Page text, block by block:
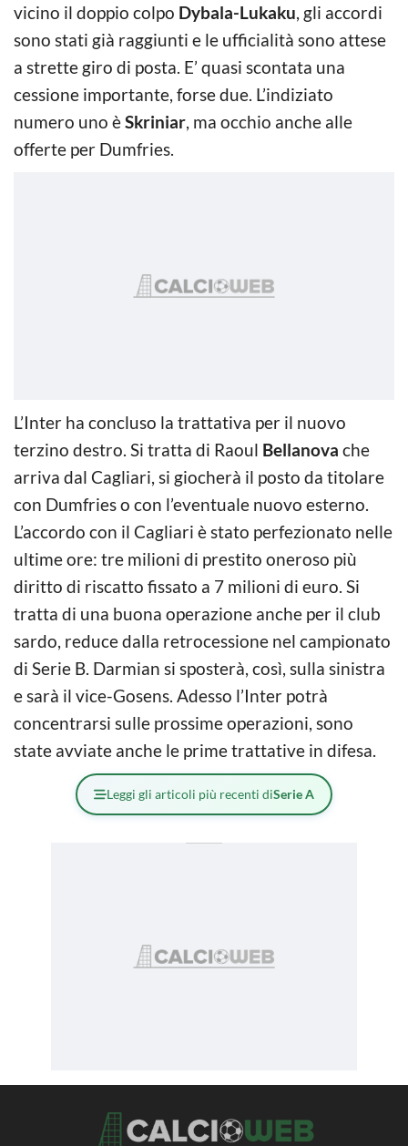
vicino il doppio colpo Dybala-Lukaku, gli accordi
sono stati già raggiunti e le ufficialità sono attese
a strette giro di posta. E’ quasi scontata una
cessione importante, forse due. L’indiziato
numero uno èSkriniar, ma occhio anche alle
offerte per Dumfries.
L’Inter ha concluso la trattativa per il nuovo
terzino destro. Si tratta di Raoul Bellanova che
arriva dal Cagliari, si giocherà il posto da titolare
con Dumfries o con l’eventuale nuovo esterno.
L’accordo con il Cagliari è stato perfezionato nelle
ultime ore: tre milioni di prestito oneroso più
diritto di riscatto fissato a 7 milioni di euro. Si
tratta di una buona operazione anche per il club
sardo, reduce dalla retrocessione nel campionato
di Serie B. Darmian si sposterà, così, sulla sinistra
e sarà il vice-Gosens. Adesso l’Inter potrà
concentrarsi sulle prossime operazioni, sono
state avviate anche le prime trattative in difesa.
Leggi gli articoli più recenti diSerie A